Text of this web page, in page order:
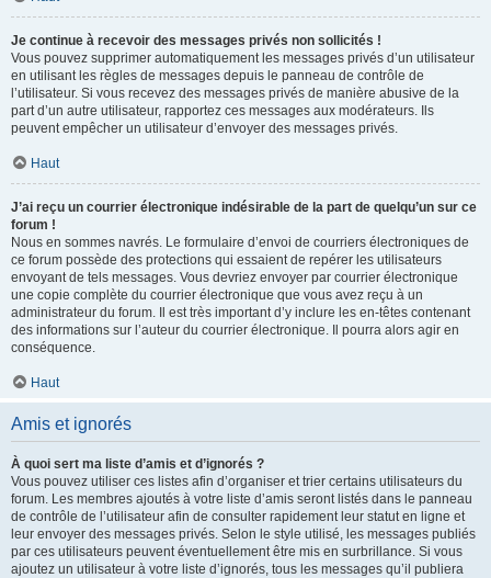
Je continue à recevoir des messages privés non sollicités !
Vous pouvez supprimer automatiquement les messages privés d’un utilisateur
en utilisant les règles de messages depuis le panneau de contrôle de
l’utilisateur. Si vous recevez des messages privés de manière abusive de la
part d’un autre utilisateur, rapportez ces messages aux modérateurs. Ils
peuvent empêcher un utilisateur d’envoyer des messages privés.
Haut
J’ai reçu un courrier électronique indésirable de la part de quelqu’un sur ce
forum !
Nous en sommes navrés. Le formulaire d’envoi de courriers électroniques de
ce forum possède des protections qui essaient de repérer les utilisateurs
envoyant de tels messages. Vous devriez envoyer par courrier électronique
une copie complète du courrier électronique que vous avez reçu à un
administrateur du forum. Il est très important d’y inclure les en-têtes contenant
des informations sur l’auteur du courrier électronique. Il pourra alors agir en
conséquence.
Haut
Amis et ignorés
À quoi sert ma liste d’amis et d’ignorés ?
Vous pouvez utiliser ces listes afin d’organiser et trier certains utilisateurs du
forum. Les membres ajoutés à votre liste d’amis seront listés dans le panneau
de contrôle de l’utilisateur afin de consulter rapidement leur statut en ligne et
leur envoyer des messages privés. Selon le style utilisé, les messages publiés
par ces utilisateurs peuvent éventuellement être mis en surbrillance. Si vous
ajoutez un utilisateur à votre liste d’ignorés, tous les messages qu’il publiera